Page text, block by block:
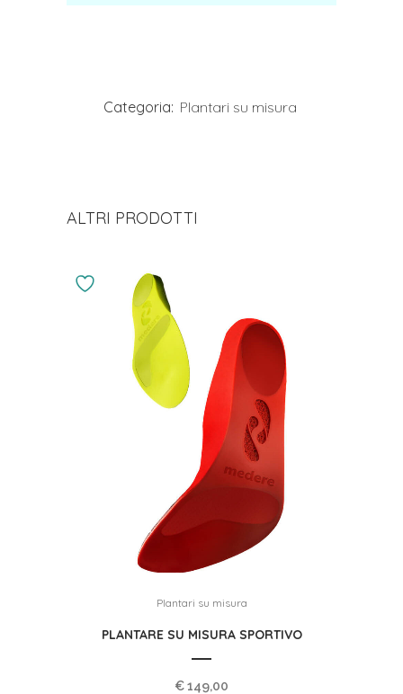
Categoria: Plantari su misura
ALTRI PRODOTTI
Plantari su misura
PLANTARE SU MISURA SPORTIVO
€149,00